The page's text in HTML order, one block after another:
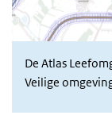
De Atlas
Veilige